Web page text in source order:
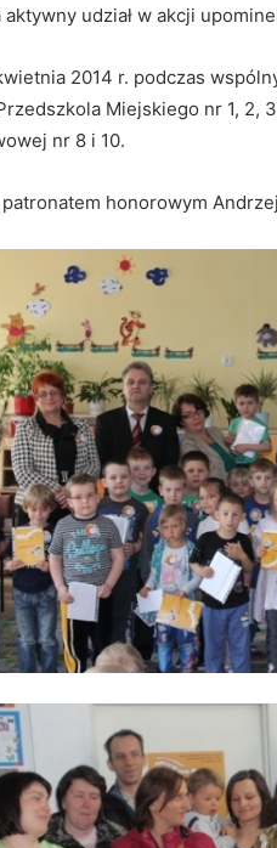
udział w akcji
2014 r. podczas
Miejskiego nr 1, 2,
nr 8 i 10.
patronatem honorowym